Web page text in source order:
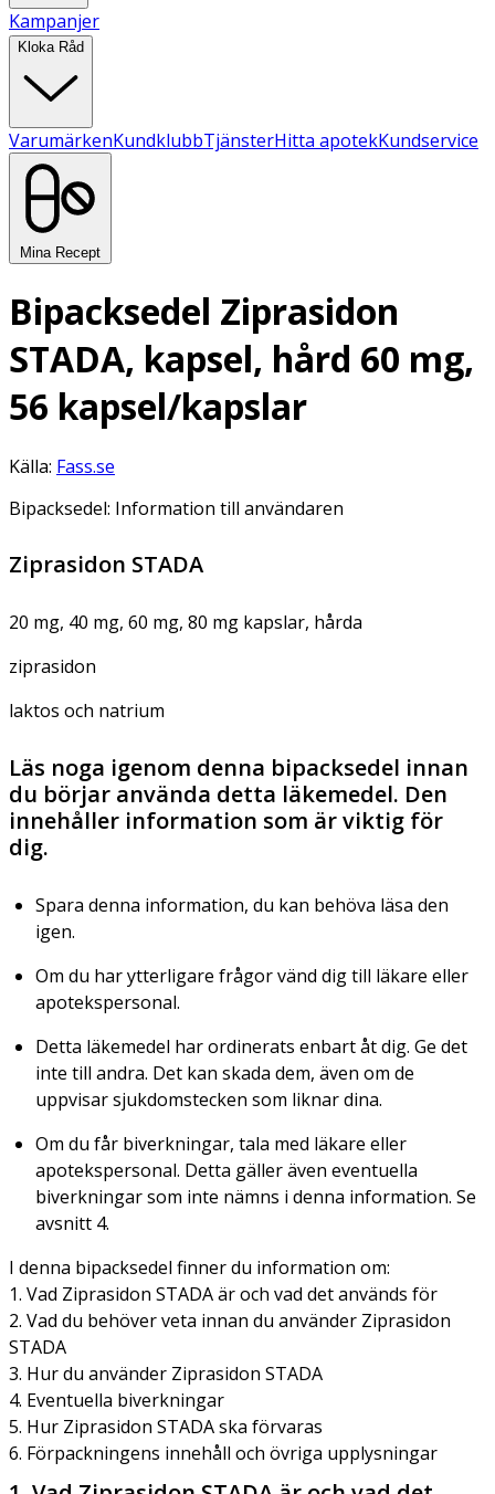
Kampanjer
Kloka Råd
VarumärkenKundklubbTjänsterHitta apotekKundservice
Mina Recept
Bipacksedel Ziprasidon
STADA, kapsel, hård 60 mg,
56 kapsel/kapslar
Källa: Fass.se
Bipacksedel: Information till användaren
Ziprasidon STADA
20 mg, 40 mg, 60 mg, 80 mg kapslar, hårda
ziprasidon
laktos och natrium
Läs noga igenom denna bipacksedel innan
du börjar använda detta läkemedel. Den
innehåller information som är viktig för
dig.
Spara denna information, du kan behöva läsa den
igen.
Om du har ytterligare frågor vänd dig till läkare eller
apotekspersonal.
Detta läkemedel har ordinerats enbart åt dig. Ge det
inte till andra. Det kan skada dem, även om de
uppvisar sjukdomstecken som liknar dina.
Om du får biverkningar, tala med läkare eller
apotekspersonal. Detta gäller även eventuella
biverkningar som inte nämns i denna information. Se
avsnitt 4.
I denna bipacksedel finner du information om:
1. Vad Ziprasidon STADA är och vad det används för
2. Vad du behöver veta innan du använder Ziprasidon
STADA
3. Hur du använder Ziprasidon STADA
4. Eventuella biverkningar
5. Hur Ziprasidon STADA ska förvaras
6. Förpackningens innehåll och övriga upplysningar